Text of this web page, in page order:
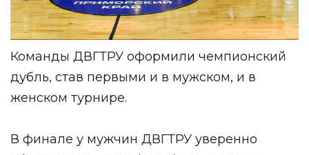
Команды ДВГТРУ оформили чемпионский
дубль, став первыми и в мужском, и в
женском турнире.
В финале у мужчин ДВГТРУ уверенно